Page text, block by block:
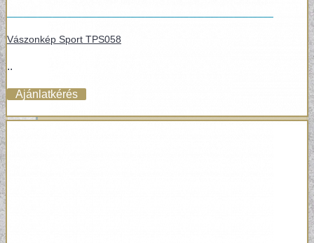
Vászonkép Sport TPS058
..
Ajánlatkérés